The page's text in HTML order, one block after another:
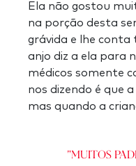
Ela não gostou
na porção desta
grávida e lhe conta
anjo diz a ela para
médicos somente
nos dizendo é que
mas quando a
"Muitos